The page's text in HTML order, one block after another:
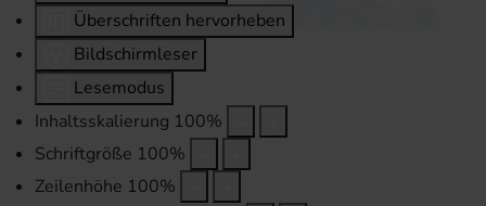
Überschriften hervorheben
Bildschirmleser
Lesemodus
Inhaltsskalierung 100%
Schriftgröße 100%
Zeilenhöhe 100%